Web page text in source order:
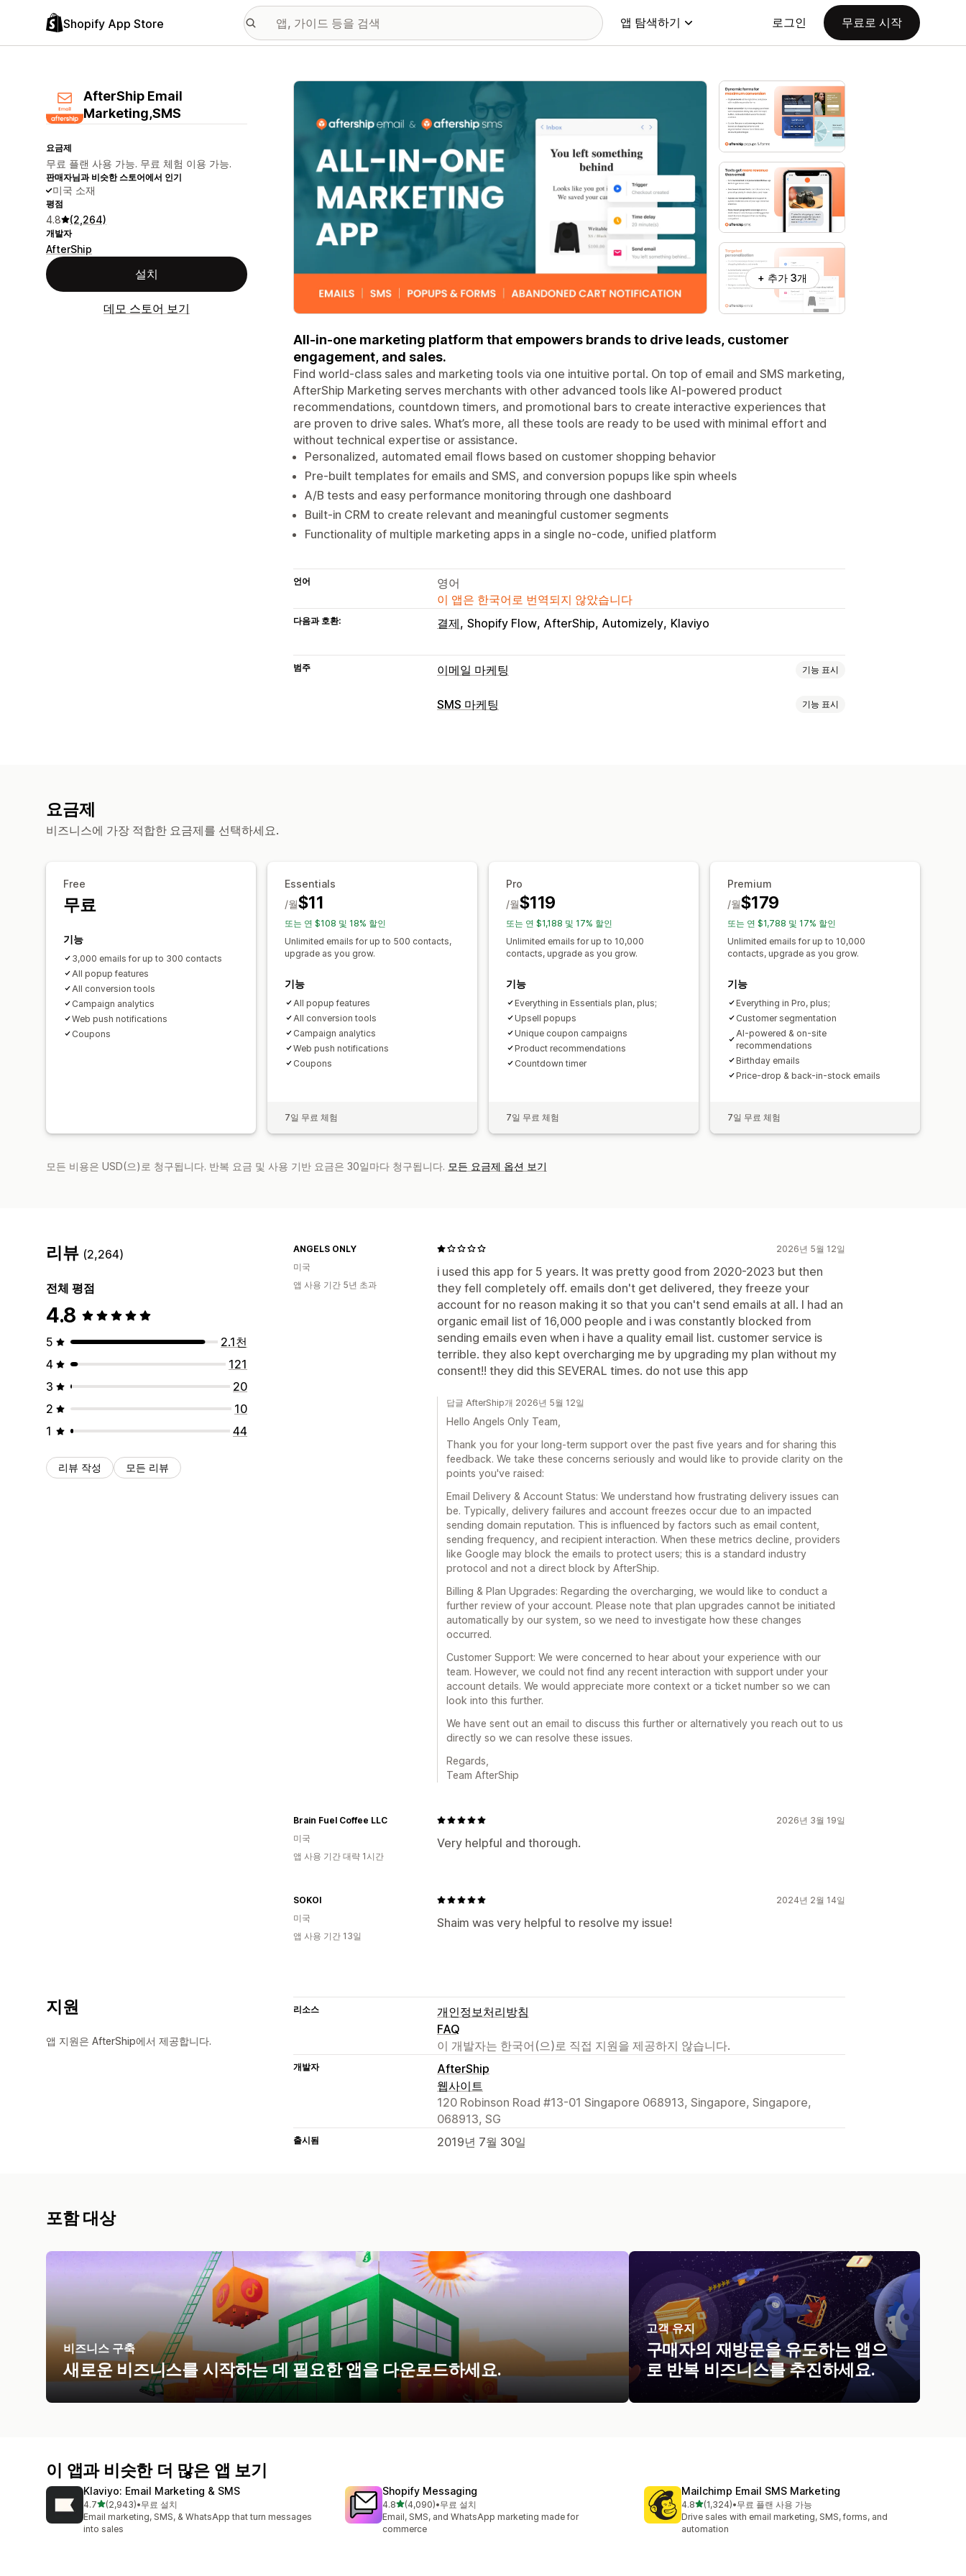
Shopify App Store 앱 탐색하기 로그인 무료로 시작
AfterShip Email
Marketing,SMS
요금제
무료 플랜 사용 가능. 무료 체험 이용 가능.
판매자님과 비슷한 스토어에서 인기
미국 소재
평점
4.8 (2,264)
개발자
AfterShip
설치
데모 스토어 보기
추천 이미지 갤러리
+ 추가 3개
All-in-one marketing platform that empowers brands to drive leads, customer
engagement, and sales.
Find world-class sales and marketing tools via one intuitive portal. On top of email and SMS marketing,
AfterShip Marketing serves merchants with other advanced tools like AI-powered product
recommendations, countdown timers, and promotional bars to create interactive experiences that
are proven to drive sales. What’s more, all these tools are ready to be used with minimal effort and
without technical expertise or assistance.
Personalized, automated email flows based on customer shopping behavior
Pre-built templates for emails and SMS, and conversion popups like spin wheels
A/B tests and easy performance monitoring through one dashboard
Built-in CRM to create relevant and meaningful customer segments
Functionality of multiple marketing apps in a single no-code, unified platform
언어
영어
이 앱은 한국어로 번역되지 않았습니다
다음과 호환: 결제 Shopify Flow AfterShip Automizely Klaviyo
범주 이메일 마케팅 기능 표시
캠페인 유형
SMS 마케팅 기능 표시
요금제
비즈니스에 가장 적합한 요금제를 선택하세요.
Free
무료
기능
3,000 emails for up to 300 contacts
All popup features
All conversion tools
Campaign analytics
Web push notifications
Coupons
Essentials
$11
/월
또는 연 $108 및 18% 할인
Unlimited emails for up to 500 contacts,
upgrade as you grow.
기능
All popup features
All conversion tools
Campaign analytics
Web push notifications
Coupons
7일 무료 체험
Pro
$119
/월
또는 연 $1,188 및 17% 할인
Unlimited emails for up to 10,000
contacts, upgrade as you grow.
기능
Everything in Essentials plan, plus;
Upsell popups
Unique coupon campaigns
Product recommendations
Countdown timer
7일 무료 체험
Premium
$179
/월
또는 연 $1,788 및 17% 할인
Unlimited emails for up to 10,000
contacts, upgrade as you grow.
기능
Everything in Pro, plus;
Customer segmentation
AI-powered & on-site
recommendations
Birthday emails
Price-drop & back-in-stock emails
7일 무료 체험
모든 비용은 USD(으)로 청구됩니다. 반복 요금 및 사용 기반 요금은 30일마다 청구됩니다. 모든 요금제 옵션 보기
리뷰 (2,264)
전체 평점
4.8
5
2.1천
4
121
3
20
2
10
1
44
리뷰 작성 모든 리뷰
2026년 5월 12일
i used this app for 5 years. It was pretty good from 2020-2023 but then
they fell completely off. emails don't get delivered, they freeze your
account for no reason making it so that you can't send emails at all. I had an
organic email list of 16,000 people and i was constantly blocked from
sending emails even when i have a quality email list. customer service is
terrible. they also kept overcharging me by upgrading my plan without my
consent!! they did this SEVERAL times. do not use this app
ANGELS ONLY
미국
앱 사용 기간 5년 초과
답글 AfterShip개 2026년 5월 12일
Hello Angels Only Team,
Thank you for your long-term support over the past five years and for sharing this
feedback. We take these concerns seriously and would like to provide clarity on the
points you've raised:
Email Delivery & Account Status: We understand how frustrating delivery issues can
be. Typically, delivery failures and account freezes occur due to an impacted
sending domain reputation. This is influenced by factors such as email content,
sending frequency, and recipient interaction. When these metrics decline, providers
like Google may block the emails to protect users; this is a standard industry
protocol and not a direct block by AfterShip.
Billing & Plan Upgrades: Regarding the overcharging, we would like to conduct a
further review of your account. Please note that plan upgrades cannot be initiated
automatically by our system, so we need to investigate how these changes
occurred.
Customer Support: We were concerned to hear about your experience with our
team. However, we could not find any recent interaction with support under your
account details. We would appreciate more context or a ticket number so we can
look into this further.
We have sent out an email to discuss this further or alternatively you reach out to us
directly so we can resolve these issues.
Regards,
Team AfterShip
2026년 3월 19일
Very helpful and thorough.
Brain Fuel Coffee LLC
미국
앱 사용 기간 대략 1시간
2024년 2월 14일
Shaim was very helpful to resolve my issue!
SOKOI
미국
앱 사용 기간 13일
지원
앱 지원은 AfterShip에서 제공합니다.
리소스
개인정보처리방침
FAQ
이 개발자는 한국어(으)로 직접 지원을 제공하지 않습니다.
개발자
AfterShip
웹사이트
120 Robinson Road #13-01 Singapore 068913, Singapore, Singapore,
068913, SG
출시됨 2019년 7월 30일
포함 대상
비즈니스 구축
새로운 비즈니스를 시작하는 데 필요한 앱을 다운로드하세요.
고객 유지
구매자의 재방문을 유도하는 앱으
로 반복 비즈니스를 추진하세요.
이 앱과 비슷한 더 많은 앱 보기
Klaviyo: Email Marketing & SMS
4.7별 5개 중
(2,943)
총 리뷰 2943개
•무료 설치
Email marketing, SMS, & WhatsApp that turn messages
into sales
Shopify Messaging
4.8별 5개 중
(4,090)
총 리뷰 4090개
•무료 설치
Email, SMS, and WhatsApp marketing made for
commerce
Mailchimp Email SMS Marketing
4.8별 5개 중
(1,324)
총 리뷰 1324개
•무료 플랜 사용 가능
Drive sales with email marketing, SMS, forms, and
automation